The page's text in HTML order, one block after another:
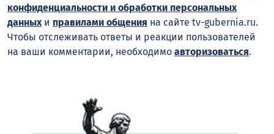
конфиденциальности и обработки персональных
данныхи правилами общения на сайте tv-gubernia.ru.
Чтобы отслеживать ответы и реакции пользователей
на ваши комментарии, необходимо авторизоваться.